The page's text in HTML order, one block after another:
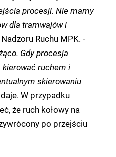
procesji. Nie mamy
dla tramwajów i
Ruchu MPK. -
Gdy procesja
kierować ruchem i
skierowaniu
W przypadku
że ruch kołowy na
po przejściu